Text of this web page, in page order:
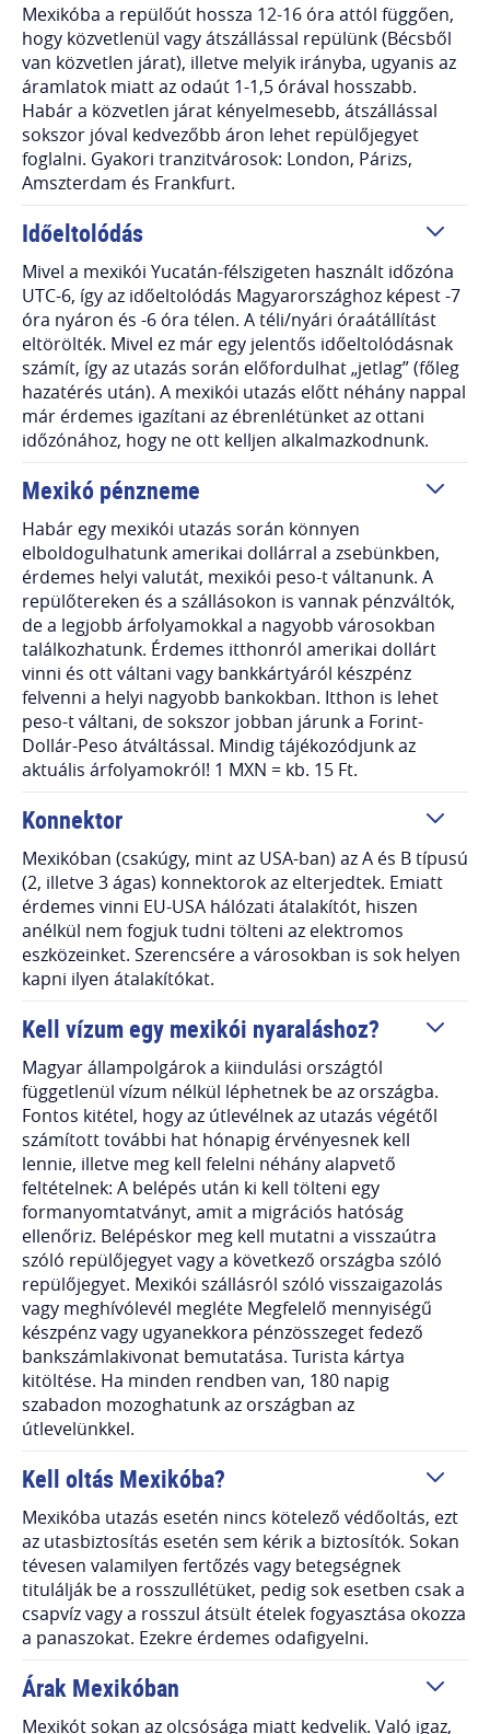
Mexikóba a repülőút hossza 12-16 óra attól függően,
hogy közvetlenül vagy átszállással repülünk (Bécsből
van közvetlen járat), illetve melyik irányba, ugyanis az
áramlatok miatt az odaút 1-1,5 órával hosszabb.
Habár a közvetlen járat kényelmesebb, átszállással
sokszor jóval kedvezőbb áron lehet repülőjegyet
foglalni. Gyakori tranzitvárosok: London, Párizs,
Amszterdam és Frankfurt.
Időeltolódás
Mivel a mexikói Yucatán-félszigeten használt időzóna
UTC-6, így az időeltolódás Magyarországhoz képest -7
óra nyáron és -6 óra télen. A téli/nyári óraátállítást
eltörölték. Mivel ez már egy jelentős időeltolódásnak
számít, így az utazás során előfordulhat „jetlag” (főleg
hazatérés után). A mexikói utazás előtt néhány nappal
már érdemes igazítani az ébrenlétünket az ottani
időzónához, hogy ne ott kelljen alkalmazkodnunk.
Mexikó pénzneme
Habár egy mexikói utazás során könnyen
elboldogulhatunk amerikai dollárral a zsebünkben,
érdemes helyi valutát, mexikói peso-t váltanunk. A
repülőtereken és a szállásokon is vannak pénzváltók,
de a legjobb árfolyamokkal a nagyobb városokban
találkozhatunk. Érdemes itthonról amerikai dollárt
vinni és ott váltani vagy bankkártyáról készpénz
felvenni a helyi nagyobb bankokban. Itthon is lehet
peso-t váltani, de sokszor jobban járunk a Forint-
Dollár-Peso átváltással. Mindig tájékozódjunk az
aktuális árfolyamokról! 1 MXN = kb. 15 Ft.
Konnektor
Mexikóban (csakúgy, mint az USA-ban) az A és B típusú
(2, illetve 3 ágas) konnektorok az elterjedtek. Emiatt
érdemes vinni EU-USA hálózati átalakítót, hiszen
anélkül nem fogjuk tudni tölteni az elektromos
eszközeinket. Szerencsére a városokban is sok helyen
kapni ilyen átalakítókat.
Kell vízum egy mexikói nyaraláshoz?
Magyar állampolgárok a kiindulási országtól
függetlenül vízum nélkül léphetnek be az országba.
Fontos kitétel, hogy az útlevélnek az utazás végétől
számított további hat hónapig érvényesnek kell
lennie, illetve meg kell felelni néhány alapvető
feltételnek: A belépés után ki kell tölteni egy
formanyomtatványt, amit a migrációs hatóság
ellenőriz. Belépéskor meg kell mutatni a visszaútra
szóló repülőjegyet vagy a következő országba szóló
repülőjegyet. Mexikói szállásról szóló visszaigazolás
vagy meghívólevél megléte Megfelelő mennyiségű
készpénz vagy ugyanekkora pénzösszeget fedező
bankszámlakivonat bemutatása. Turista kártya
kitöltése. Ha minden rendben van, 180 napig
szabadon mozoghatunk az országban az
útlevelünkkel.
Kell oltás Mexikóba?
Mexikóba utazás esetén nincs kötelező védőoltás, ezt
az utasbiztosítás esetén sem kérik a biztosítók. Sokan
tévesen valamilyen fertőzés vagy betegségnek
titulálják be a rosszullétüket, pedig sok esetben csak a
csapvíz vagy a rosszul átsült ételek fogyasztása okozza
a panaszokat. Ezekre érdemes odafigyelni.
Árak Mexikóban
Mexikót sokan az olcsósága miatt kedvelik. Való igaz,